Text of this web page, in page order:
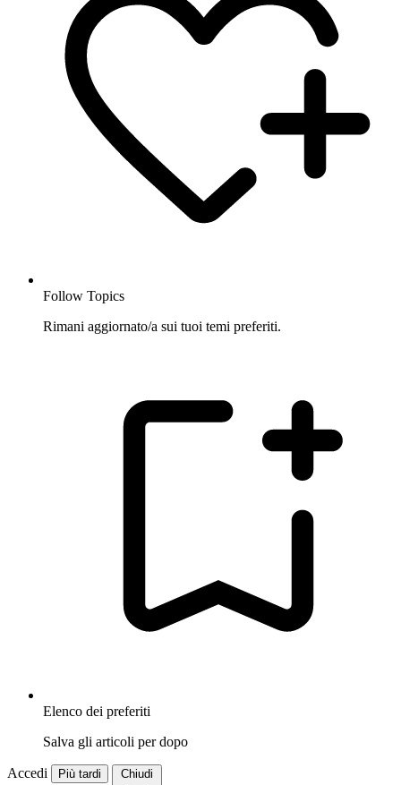
Follow Topics
Rimani aggiornato/a sui tuoi temi preferiti.
Elenco dei preferiti
Salva gli articoli per dopo
Accedi Più tardi Chiudi